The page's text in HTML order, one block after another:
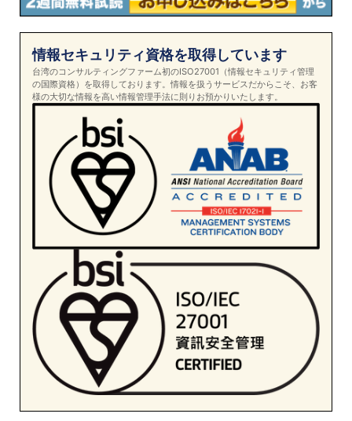
情報セキュリティ資格を取得しています
台湾のコンサルティングファーム初のISO27001（情報セキュリティ管理
の国際資格）を取得しております。情報を扱うサービスだからこそ、お客
様の大切な情報を高い情報管理手法に則りお預かりいたします。